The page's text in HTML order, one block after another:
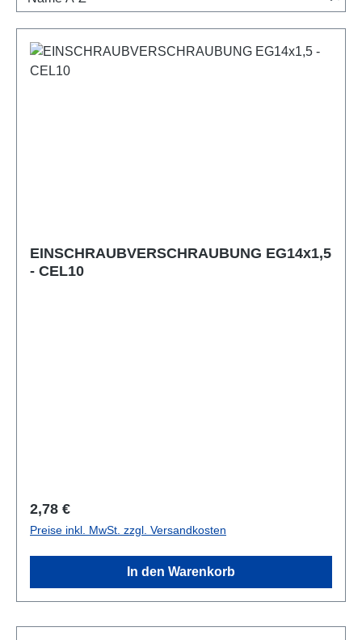
EINSCHRAUBVERSCHRAUBUNG EG14x1,5
- CEL10
Regulärer Preis:
2,78 €
Preise inkl. MwSt. zzgl. Versandkosten
In den Warenkorb